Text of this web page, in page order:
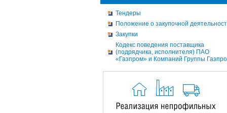
Тендеры
Положение о закупочной
Закупки
Кодекс поведения поставщика
(подрядчика, исполнителя) ПАО
«Газпром» и Компаний Группы